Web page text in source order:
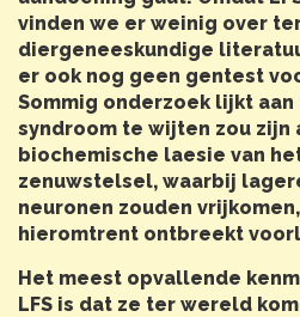
vinden we er weinig over
diergeneeskundige
er ook nog geen gentest
Sommig onderzoek lijkt
syndroom te wijten zou zijn
biochemische laesie van
zenuwstelsel, waarbij
neuronen zouden
hieromtrent ontbreekt
Het meest opvallende
LFS is dat ze ter wereld